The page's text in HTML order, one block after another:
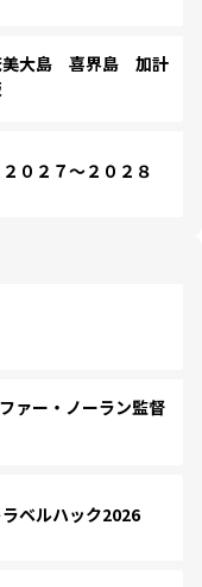
大島 喜界島 加計
２７～２０２８
ァー・ノーラン監督
ベルハック2026